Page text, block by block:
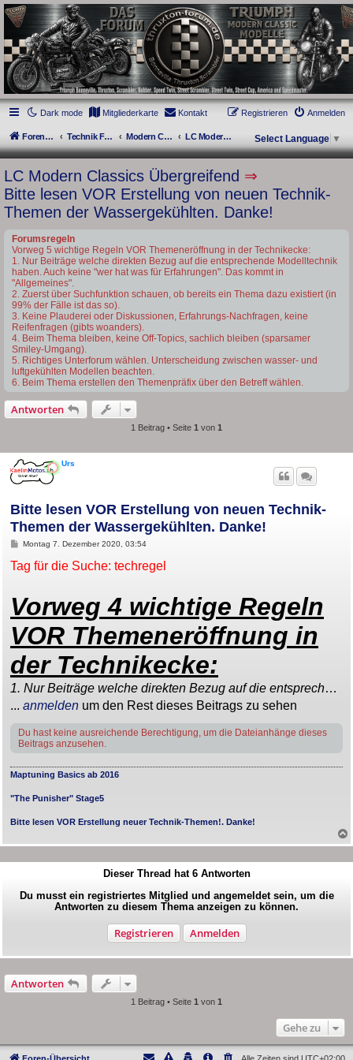
thruxton-forum.de
DAS FORUM! Alles rund um die Triumph Modern Classic Modelle. Das Forum für
die New Bonneville Baureihen ab BJ 2001. Triumph Bonneville, Thruxton,
Scrambler, Bobber, Speed Twin, Street Scrambler, Street Twin, Street Cup, America
und Speedmaster.
Dark mode
Mitgliederkarte Kontakt Anmelden
Registrieren
Foren-Übersicht Technik Forum Modern Classics - Baujahre ab 2016 [LC] LC Modern Classics Übergreifend Select Language ▼
LC Modern Classics Übergreifend ⇒
Bitte lesen VOR Erstellung von neuen Technik-
Themen der Wassergekühlten. Danke!
Forumsregeln
Vorweg 5 wichtige Regeln VOR Themeneröffnung in der Technikecke:
1. Nur Beiträge welche direkten Bezug auf die entsprechende Modelltechnik
haben. Auch keine "wer hat was für Erfahrungen". Das kommt in
"Allgemeines".
2. Zuerst über Suchfunktion schauen, ob bereits ein Thema dazu existiert (in
99% der Fälle ist das so).
3. Keine Plauderei oder Diskussionen, Erfahrungs-Nachfragen, keine
Reifenfragen (gibts woanders).
4. Beim Thema bleiben, keine Off-Topics, sachlich bleiben (sparsamer
Smiley-Umgang).
5. Richtiges Unterforum wählen. Unterscheidung zwischen wasser- und
luftgekühlten Modellen beachten.
6. Beim Thema erstellen den Themenpräfix über den Betreff wählen.
Antworten
1 Beitrag • Seite 1 von 1
Urs
Bitte lesen VOR Erstellung von neuen Technik-
Themen der Wassergekühlten. Danke!
B
i
t
g
Montag 7. Dezember 2020, 03:54
Tag für die Suche: techregel
Vorweg 4 wichtige Regeln
VOR Themeneröffnung in
der Technikecke:
1. Nur Beiträge welche direkten Bezug auf die entsprech…
... anmelden um den Rest dieses Beitrags zu sehen
Du hast keine ausreichende Berechtigung, um die Dateianhänge dieses
Beitrags anzusehen.
Maptuning Basics ab 2016
"The Punisher" Stage5
Bitte lesen VOR Erstellung neuer Technik-Themen!. Danke!
Dieser Thread hat 6Antworten
Du musst ein registriertes Mitglied und angemeldet sein, um die
Antworten zu diesem Thema anzeigen zu können.
Registrieren Anmelden
Antworten
1 Beitrag • Seite 1 von 1
Gehe zu